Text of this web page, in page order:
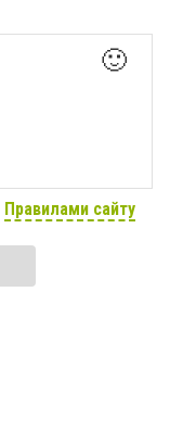
🙂
Правилами сайту